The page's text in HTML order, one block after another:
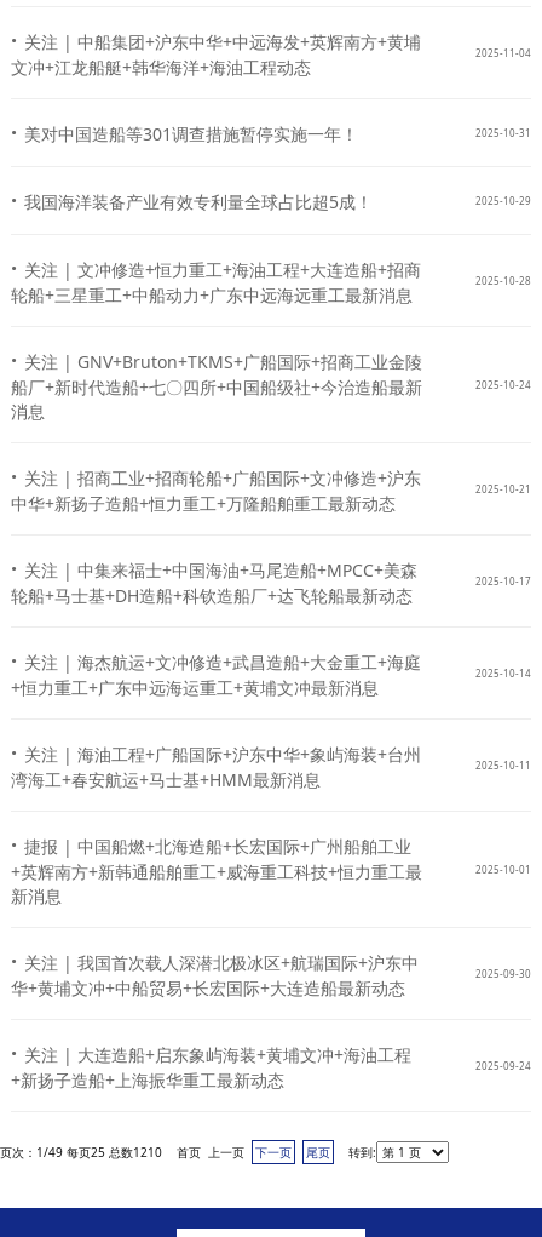
· 关注 | 中船集团+沪东中华+中远海发+英辉南方+黄埔
文冲+江龙船艇+韩华海洋+海油工程动态
2025-11-04
· 美对中国造船等301调查措施暂停实施一年！ 2025-10-31
· 我国海洋装备产业有效专利量全球占比超5成！ 2025-10-29
· 关注 | 文冲修造+恒力重工+海油工程+大连造船+招商
轮船+三星重工+中船动力+广东中远海远重工最新消息
2025-10-28
· 关注 | GNV+Bruton+TKMS+广船国际+招商工业金陵
船厂+新时代造船+七〇四所+中国船级社+今治造船最新
消息
2025-10-24
· 关注 | 招商工业+招商轮船+广船国际+文冲修造+沪东
中华+新扬子造船+恒力重工+万隆船舶重工最新动态
2025-10-21
· 关注 | 中集来福士+中国海油+马尾造船+MPCC+美森
轮船+马士基+DH造船+科钦造船厂+达飞轮船最新动态
2025-10-17
· 关注 | 海杰航运+文冲修造+武昌造船+大金重工+海庭
+恒力重工+广东中远海运重工+黄埔文冲最新消息
2025-10-14
· 关注 | 海油工程+广船国际+沪东中华+象屿海装+台州
湾海工+春安航运+马士基+HMM最新消息
2025-10-11
· 捷报 | 中国船燃+北海造船+长宏国际+广州船舶工业
+英辉南方+新韩通船舶重工+威海重工科技+恒力重工最
新消息
2025-10-01
· 关注 | 我国首次载人深潜北极冰区+航瑞国际+沪东中
华+黄埔文冲+中船贸易+长宏国际+大连造船最新动态
2025-09-30
· 关注 | 大连造船+启东象屿海装+黄埔文冲+海油工程
+新扬子造船+上海振华重工最新动态
2025-09-24
页次：1/49 每页25 总数1210 首页 上一页 下一页 尾页 转到: